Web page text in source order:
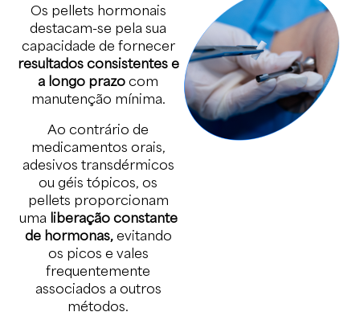
Os pellets hormonais
destacam-se pela sua
capacidade de fornecer
resultados consistentes e
a longo prazocom
manutenção mínima.
Ao contrário de
medicamentos orais,
adesivos transdérmicos
ou géis tópicos, os
pellets proporcionam
uma liberação constante
de hormonas,evitando
os picos e vales
frequentemente
associados a outros
métodos.